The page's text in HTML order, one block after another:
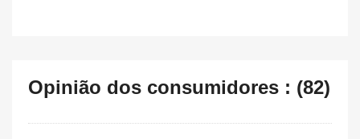
Opinião dos consumidores : (82)